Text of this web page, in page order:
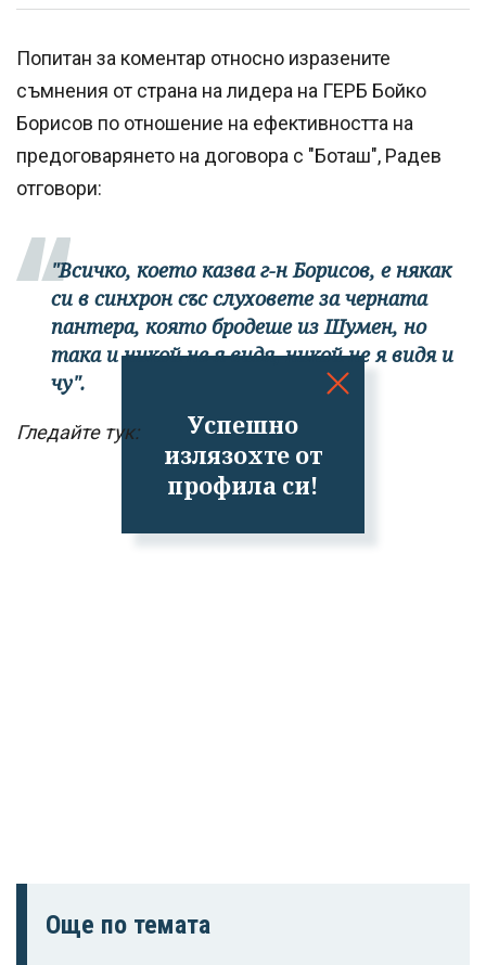
Успешно
излязохте от
профила си!
Попитан за коментар относно изразените
съмнения от страна на лидера на ГЕРБ Бойко
Борисов по отношение на ефективността на
предоговарянето на договора с "Боташ", Радев
отговори:
"Всичко, което казва г-н Борисов, е някак
си в синхрон със слуховете за черната
пантера, която бродеше из Шумен, но
така и никой не я видя, никой не я видя и
чу".
Гледайте тук:
Още по темата